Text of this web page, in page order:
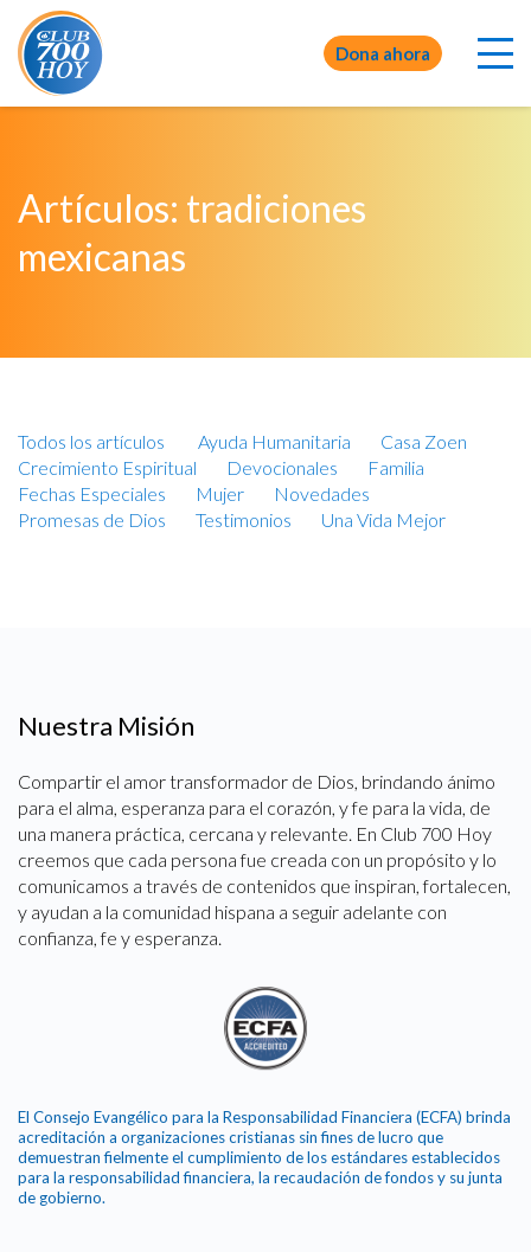
Dona ahora
Artículos: tradiciones
mexicanas
Todos los artículos Ayuda Humanitaria
Casa Zoen
Crecimiento Espiritual
Devocionales
Familia
Fechas Especiales
Mujer
Novedades
Promesas de Dios
Testimonios Una Vida Mejor
Nuestra Misión
Compartir el amor transformador de Dios, brindando ánimo
para el alma, esperanza para el corazón, y fe para la vida, de
una manera práctica, cercana y relevante. En Club 700 Hoy
creemos que cada persona fue creada con un propósito y lo
comunicamos a través de contenidos que inspiran, fortalecen,
y ayudan a la comunidad hispana a seguir adelante con
confianza, fe y esperanza.
El Consejo Evangélico para la Responsabilidad Financiera (ECFA) brinda
acreditación a organizaciones cristianas sin fines de lucro que
demuestran fielmente el cumplimiento de los estándares establecidos
para la responsabilidad financiera, la recaudación de fondos y su junta
de gobierno.